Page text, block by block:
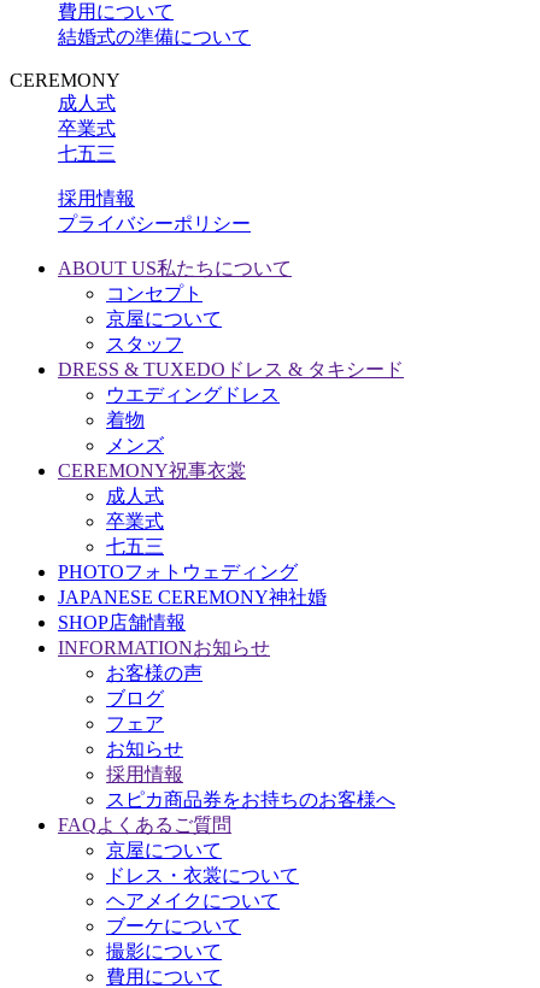
費用について
結婚式の準備について
CEREMONY
成人式
卒業式
七五三
採用情報
プライバシーポリシー
ABOUT US私たちについて
コンセプト
京屋について
スタッフ
DRESS & TUXEDO ドレス & タキシード
ウエディングドレス
着物
メンズ
CEREMONY祝事衣裳
成人式
卒業式
七五三
PHOTOフォトウェディング
JAPANESE CEREMONY神社婚
SHOP店舗情報
INFORMATIONお知らせ
お客様の声
ブログ
フェア
お知らせ
採用情報
スピカ商品券をお持ちのお客様へ
FAQよくあるご質問
京屋について
ドレス・衣裳について
ヘアメイクについて
ブーケについて
撮影について
費用について